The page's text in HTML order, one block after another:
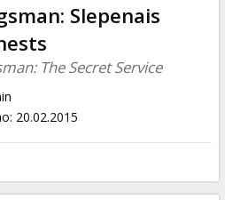
Slepenais
The Secret Service
: 20.02.2015